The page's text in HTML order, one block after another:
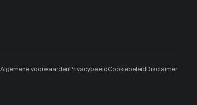
Algemene voorwaardenPrivacybeleidCookiebeleidDisclaimer